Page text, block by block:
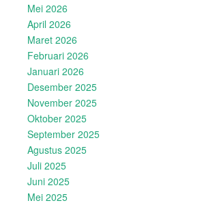
Mei 2026
April 2026
Maret 2026
Februari 2026
Januari 2026
Desember 2025
November 2025
Oktober 2025
September 2025
Agustus 2025
Juli 2025
Juni 2025
Mei 2025